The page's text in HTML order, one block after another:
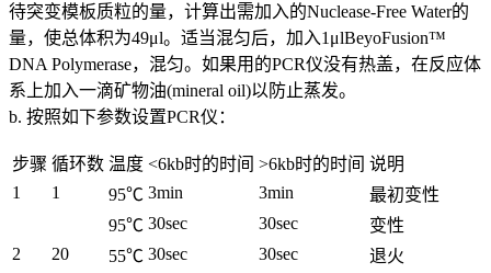
待突变模板质粒的量，计算出需加入的Nuclease-Free Water的
量，使总体积为49μl。适当混匀后，加入1μlBeyoFusion™
DNA Polymerase，混匀。如果用的PCR仪没有热盖，在反应体
系上加入一滴矿物油(mineral oil)以防止蒸发。
b. 按照如下参数设置PCR仪：
步骤 循环数 温度 <6kb时的时间 >6kb时的时间 说明
1
1 95℃ 3min 3min 最初变性
2 20
95℃ 30sec 30sec
变性
55℃ 30sec 30sec
退火